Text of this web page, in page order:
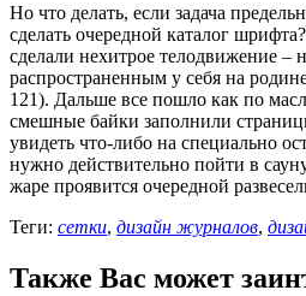
Но что делать, если задача
сделать очередной каталог
сделали нехитрое телодвижение
распространенным у себя на
121). Дальше все пошло как по
смешные байки заполнили
увидеть что-либо на специально
нужно действительно пойти в
жаре проявится очередной
Теги: сетки, дизайн журналов,
Также Вас может